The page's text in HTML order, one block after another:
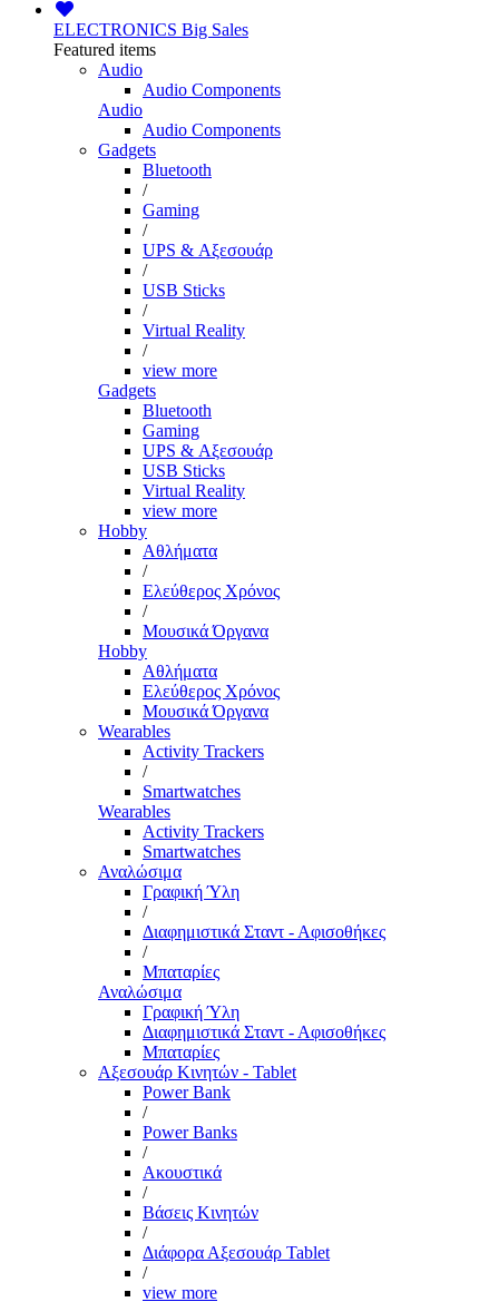
ELECTRONICS Big Sales
Featured items
Audio
Audio Components
Audio
Audio Components
Gadgets
Bluetooth
/
Gaming
/
UPS & Αξεσουάρ
/
USB Sticks
/
Virtual Reality
/
view more
Gadgets
Bluetooth
Gaming
UPS & Αξεσουάρ
USB Sticks
Virtual Reality
view more
Hobby
Αθλήματα
/
Ελεύθερος Χρόνος
/
Μουσικά Όργανα
Hobby
Αθλήματα
Ελεύθερος Χρόνος
Μουσικά Όργανα
Wearables
Activity Trackers
/
Smartwatches
Wearables
Activity Trackers
Smartwatches
Αναλώσιμα
Γραφική Ύλη
/
Διαφημιστικά Σταντ - Αφισοθήκες
/
Μπαταρίες
Αναλώσιμα
Γραφική Ύλη
Διαφημιστικά Σταντ - Αφισοθήκες
Μπαταρίες
Αξεσουάρ Κινητών - Tablet
Power Bank
/
Power Banks
/
Ακουστικά
/
Βάσεις Κινητών
/
Διάφορα Αξεσουάρ Tablet
/
view more